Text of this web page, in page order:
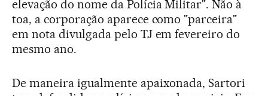
elevação do nome da Polícia Militar". Não à
toa, a corporação aparece como "parceira"
em nota divulgada pelo TJ em fevereiro do
mesmo ano.
De maneira igualmente apaixonada, Sartori